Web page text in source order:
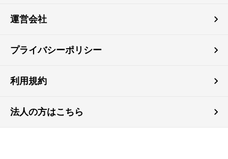
運営会社
プライバシーポリシー
利用規約
法人の方はこちら